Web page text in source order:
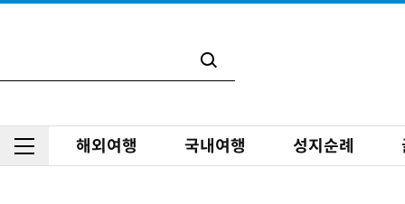
해외여행 국내여행 성지순례